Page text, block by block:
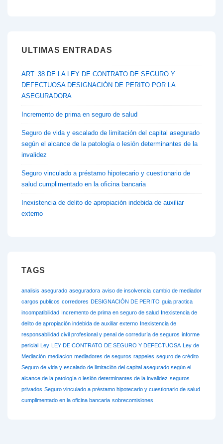
ULTIMAS ENTRADAS
ART. 38 DE LA LEY DE CONTRATO DE SEGURO Y
DEFECTUOSA DESIGNACIÓN DE PERITO POR LA
ASEGURADORA
Incremento de prima en seguro de salud
Seguro de vida y escalado de limitación del capital asegurado
según el alcance de la patología o lesión determinantes de la
invalidez
Seguro vinculado a préstamo hipotecario y cuestionario de
salud cumplimentado en la oficina bancaria
Inexistencia de delito de apropiación indebida de auxiliar
externo
TAGS
analisis asegurado aseguradora aviso de insolvencia cambio de mediador
cargos publicos corredores DESIGNACIÓN DE PERITO guia practica
incompatibilidad Incremento de prima en seguro de salud Inexistencia de
delito de apropiación indebida de auxiliar externo Inexistencia de
responsabilidad civil profesional y penal de correduría de seguros informe
pericial Ley LEY DE CONTRATO DE SEGURO Y DEFECTUOSA Ley de
Mediación mediacion mediadores de seguros rappeles seguro de crédito
Seguro de vida y escalado de limitación del capital asegurado según el
alcance de la patología o lesión determinantes de la invalidez seguros
privados Seguro vinculado a préstamo hipotecario y cuestionario de salud
cumplimentado en la oficina bancaria sobrecomisiones